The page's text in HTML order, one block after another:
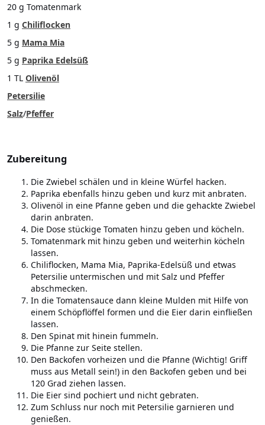
20 g Tomatenmark
1 g Chiliflocken
5 g Mama Mia
5 g Paprika Edelsüß
1 TL Olivenöl
Petersilie
Salz/Pfeffer
Zubereitung
Die Zwiebel schälen und in kleine Würfel hacken.
Paprika ebenfalls hinzu geben und kurz mit anbraten.
Olivenöl in eine Pfanne geben und die gehackte Zwiebel
darin anbraten.
Die Dose stückige Tomaten hinzu geben und köcheln.
Tomatenmark mit hinzu geben und weiterhin köcheln
lassen.
Chiliflocken, Mama Mia, Paprika-Edelsüß und etwas
Petersilie untermischen und mit Salz und Pfeffer
abschmecken.
In die Tomatensauce dann kleine Mulden mit Hilfe von
einem Schöpflöffel formen und die Eier darin einfließen
lassen.
Den Spinat mit hinein fummeln.
Die Pfanne zur Seite stellen.
Den Backofen vorheizen und die Pfanne (Wichtig! Griff
muss aus Metall sein!) in den Backofen geben und bei
120 Grad ziehen lassen.
Die Eier sind pochiert und nicht gebraten.
Zum Schluss nur noch mit Petersilie garnieren und
genießen.